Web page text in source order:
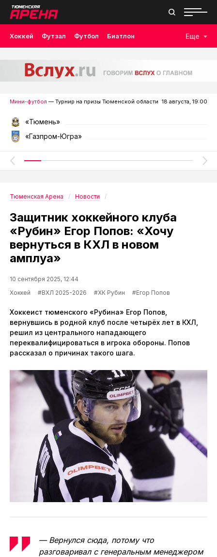
Хоккей Футзал Футбол Биатлон Еще
Мини-футбол — Турнир на призы Тюменской области 18 августа, 19:00
«Тюмень»
«Газпром-Югра»
Тюменская Арена Новости
Защитник хоккейного клуба
«Рубин» Егор Попов: «Хочу
вернуться в КХЛ в новом
амплуа»
10 сентября 2025, 12:44
Хоккей
#ВХЛ 2025-2026 #ХК Рубин #Егор Попов
Хоккеист тюменского «Рубина» Егор Попов,
вернувшись в родной клуб после четырёх лет в КХЛ,
решил из центрального нападающего
переквалифицироваться в игрока обороны. Попов
рассказал о причинах такого шага.
— Вернулся сюда, потому что
разговаривал с генеральным менеджером